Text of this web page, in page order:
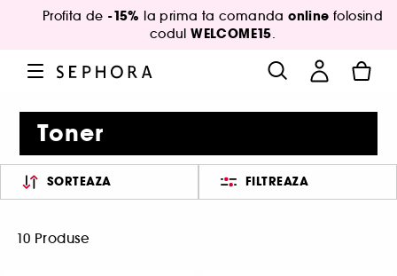
Profita de -15% la prima ta comandaonline folosind
codulWELCOME15.
Toner
SORTEAZA FILTREAZA
10 Produse